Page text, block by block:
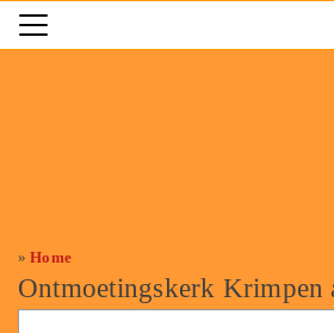
»Home
Ontmoetingskerk Krimpen